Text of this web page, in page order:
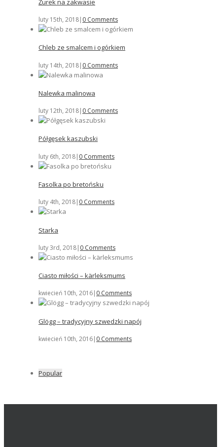
Żurek na zakwasie
luty 15th, 2018| 0 Comments
Chleb ze smalcem i ogórkiem
luty 14th, 2018| 0 Comments
Nalewka malinowa
luty 12th, 2018| 0 Comments
Półgęsek kaszubski
luty 6th, 2018| 0 Comments
Fasolka po bretońsku
luty 4th, 2018| 0 Comments
Starka
luty 3rd, 2018| 0 Comments
Ciasto miłości – kärleksmums
kwiecień 10th, 2016| 0 Comments
Glögg – tradycyjny szwedzki napój
kwiecień 10th, 2016| 0 Comments
Popular